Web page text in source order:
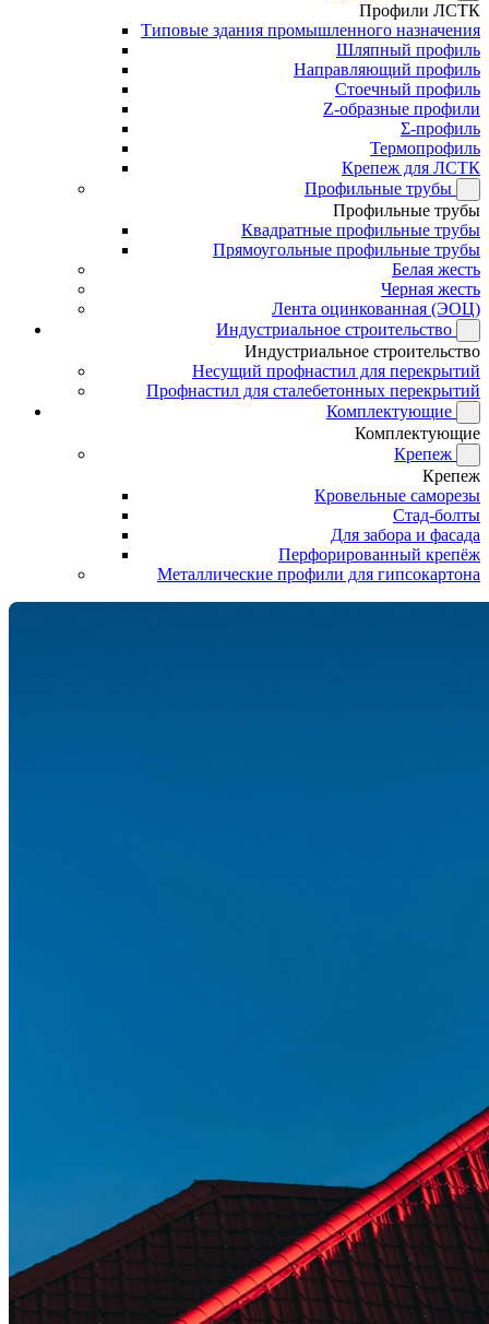
Профили ЛСТК
Типовые здания промышленного назначения
Шляпный профиль
Направляющий профиль
Стоечный профиль
Z-образные профили
Σ-профиль
Термопрофиль
Крепеж для ЛСТК
Профильные трубы
Профильные трубы
Квадратные профильные трубы
Прямоугольные профильные трубы
Белая жесть
Черная жесть
Лента оцинкованная (ЭОЦ)
Индустриальное строительство
Индустриальное строительство
Несущий профнастил для перекрытий
Профнастил для сталебетонных перекрытий
Комплектующие
Комплектующие
Крепеж
Крепеж
Кровельные саморезы
Стад-болты
Для забора и фасада
Перфорированный крепёж
Металлические профили для гипсокартона